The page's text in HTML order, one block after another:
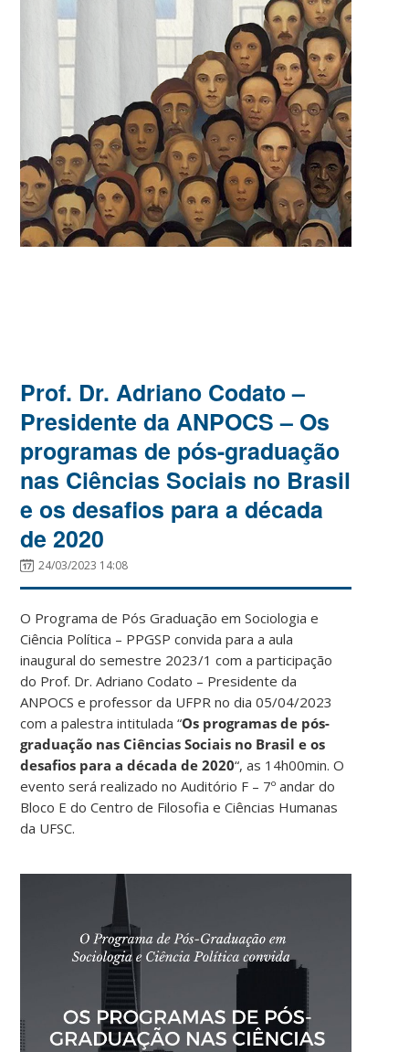
Prof. Dr. Adriano Codato –
Presidente da ANPOCS – Os
programas de pós-graduação
nas Ciências Sociais no Brasil
e os desafios para a década
de 2020
24/03/2023 14:08
O Programa de Pós Graduação em Sociologia e
Ciência Política – PPGSP convida para a aula
inaugural do semestre 2023/1 com a participação
do Prof. Dr. Adriano Codato – Presidente da
ANPOCS e professor da UFPR no dia 05/04/2023
com a palestra intitulada “Os programas de pós-
graduação nas Ciências Sociais no Brasil e os
desafios para a década de2020“, as 14h00min. O
evento será realizado no Auditório F – 7º andar do
Bloco E do Centro de Filosofia e Ciências Humanas
da UFSC.